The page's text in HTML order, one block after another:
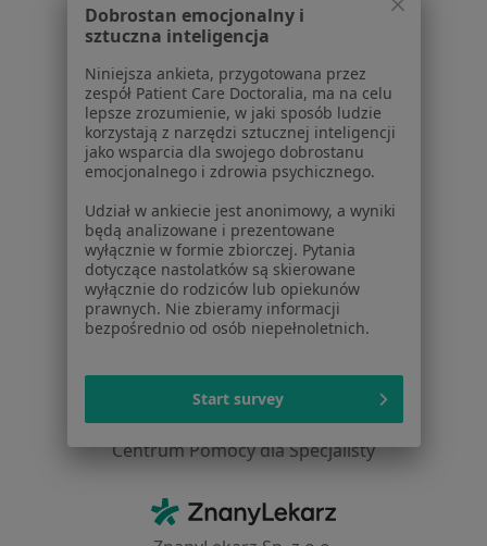
Dla pacjentów
Lekarze
Placówki medyczne
Pytania i odpowiedzi
Usługi i zabiegi
Choroby
Pomoc
Aplikacje mobilne
Blog dla pacjentów
Dla profesjonalistów
Cennik
Dla lekarzy
Dla placówek medycznych
Noa Notes nowość
Baza wiedzy
Centrum Pomocy dla Specjalisty
ZnanyLekarz - Strona główna
Dobrostan emocjonalny i
sztuczna inteligencja
Niniejsza ankieta, przygotowana przez
zespół Patient Care Doctoralia, ma na celu
lepsze zrozumienie, w jaki sposób ludzie
korzystają z narzędzi sztucznej inteligencji
jako wsparcia dla swojego dobrostanu
emocjonalnego i zdrowia psychicznego.
Udział w ankiecie jest anonimowy, a wyniki
będą analizowane i prezentowane
wyłącznie w formie zbiorczej. Pytania
dotyczące nastolatków są skierowane
wyłącznie do rodziców lub opiekunów
prawnych. Nie zbieramy informacji
bezpośrednio od osób niepełnoletnich.
Start survey